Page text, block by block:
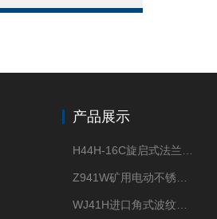
产品展示